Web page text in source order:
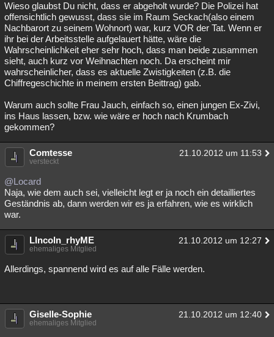
Wieso glaubst Du nicht, dass er abgeholt wurde? Die Polizei hat
offensichtlich gewusst, dass sie im Raum Seckach(also einem
Nachbarort zu seinem Wohnort) war, kurz VOR der Tat. Wenn er
ihr bei der Arbeitsstelle aufgelauert hätte, wäre die
Wahrscheinlichkeit eher sehr hoch, dass man beide zusammen
sieht, auch kurz vor Weihnachten noch. Da erscheint mir
wahrscheinlicher, dass es aktuelle Zwistigkeiten (z.B. die
Chiffregeschichte in meinem ersten Beittrag) gab.
Warum auch sollte Frau Jauch, einfach so, einen jungen Ex-Zivi,
ins Haus lassen, bzw. wie wäre er hoch nach Krumbach
gekommen?
Comtesse 21.10.2012 um 11:53
versteckt
@Locard
Naja, wie dem auch sei, vielleicht legt er ja noch ein detailliertes
Geständnis ab, dann werden wir es ja erfahren, wie es wirklich
war.
LIncoln_rhyME 21.10.2012 um 12:27
ehemaliges Mitglied
Allerdings, spannend wird es auf alle Fälle werden.
Giselle-Sophie 21.10.2012 um 12:40
ehemaliges Mitglied